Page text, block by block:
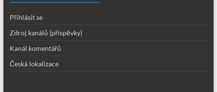
Přihlásit se
Zdroj kanálů (příspěvky)
Kanál komentářů
Česká lokalizace